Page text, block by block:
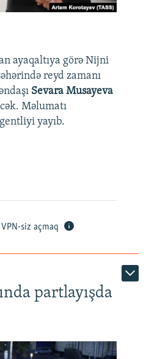
ayaqaltıya görə Nijni
reyd zamanı
Sevara Musayeva
Məlumatı
yayıb.
VPN-siz açmaq
partlayışda